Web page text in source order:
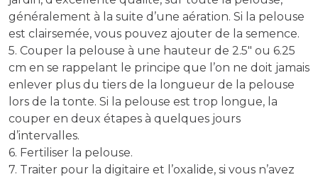
généralement à la suite d’une aération. Si la pelouse
est clairsemée, vous pouvez ajouter de la semence.
5. Couper la pelouse à une hauteur de 2.5″ ou 6.25
cm en se rappelant le principe que l’on ne doit jamais
enlever plus du tiers de la longueur de la pelouse
lors de la tonte. Si la pelouse est trop longue, la
couper en deux étapes à quelques jours
d’intervalles.
6. Fertiliser la pelouse.
7. Traiter pour la digitaire et l’oxalide, si vous n’avez